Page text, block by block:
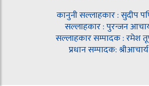
कानुनी सल्लाहकार : सुदीप
सल्लाहकार : पुरन्जन
सल्लाहकार सम्पादक : रमेश
प्रधान सम्पादक: श्रीआचार्य